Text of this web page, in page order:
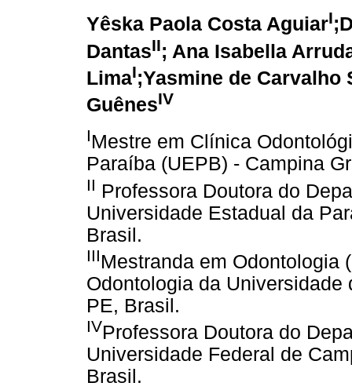
Yêska Paola Costa AguiarI
DantasII; Ana Isabella
LimaI;Yasmine de Carvalho
GuênesIV
IMestre em Clínica
Paraíba (UEPB) - Campina
II Professora Doutora do
Universidade Estadual da
Brasil.
IIIMestranda em Odontologia
Odontologia da Universidade
PE, Brasil.
IVProfessora Doutora do
Universidade Federal de
Brasil.